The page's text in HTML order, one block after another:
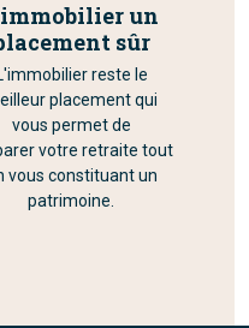
un
sûr
reste le
placement qui
vous permet de
votre retraite tout
vous constituant un
patrimoine.